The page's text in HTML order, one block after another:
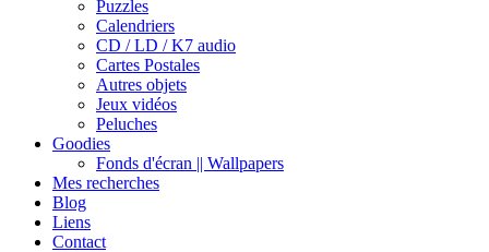
Puzzles
Calendriers
CD / LD / K7 audio
Cartes Postales
Autres objets
Jeux vidéos
Peluches
Goodies
Fonds d'écran || Wallpapers
Mes recherches
Blog
Liens
Contact